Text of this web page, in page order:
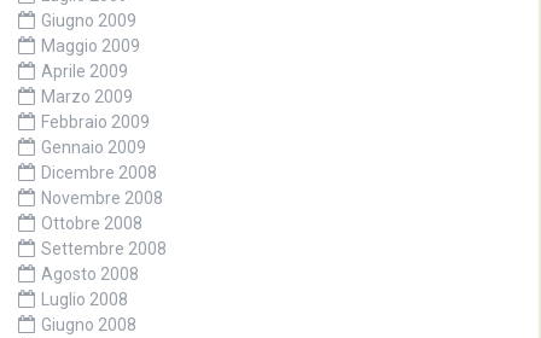
Giugno 2009
Maggio 2009
Aprile 2009
Marzo 2009
Febbraio 2009
Gennaio 2009
Dicembre 2008
Novembre 2008
Ottobre 2008
Settembre 2008
Agosto 2008
Luglio 2008
Giugno 2008